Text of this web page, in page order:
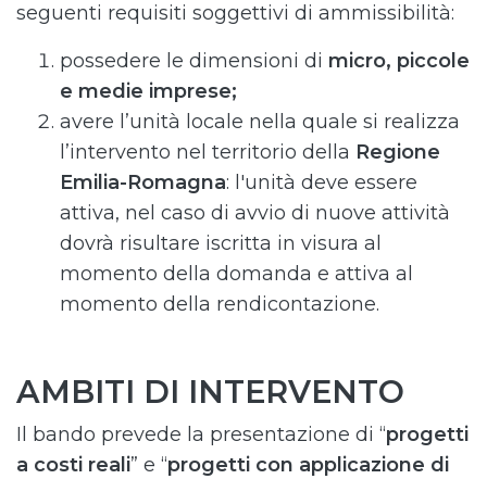
seguenti requisiti soggettivi di ammissibilità:
possedere le dimensioni di micro, piccole
e medie imprese;
avere l’unità locale nella quale si realizza
l’intervento nel territorio della Regione
Emilia-Romagna: l'unità deve essere
attiva, nel caso di avvio di nuove attività
dovrà risultare iscritta in visura al
momento della domanda e attiva al
momento della rendicontazione.
AMBITI DI INTERVENTO
Il bando prevede la presentazione di “progetti
a costi reali” e “progetti con applicazione di